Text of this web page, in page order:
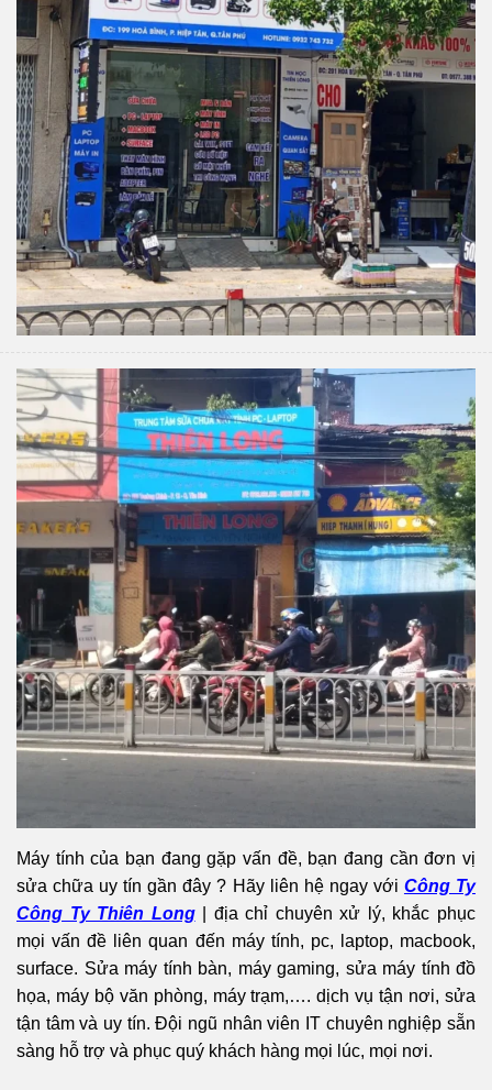
Máy tính của bạn đang gặp vấn đề, bạn đang cần đơn vị
sửa chữa uy tín gần đây ? Hãy liên hệ ngay với Công Ty
Công Ty Thiên Long| địa chỉ chuyên xử lý, khắc phục
mọi vấn đề liên quan đến máy tính, pc, laptop, macbook,
surface. Sửa máy tính bàn, máy gaming, sửa máy tính đồ
họa, máy bộ văn phòng, máy trạm,…. dịch vụ tận nơi, sửa
tận tâm và uy tín. Đội ngũ nhân viên IT chuyên nghiệp sẵn
sàng hỗ trợ và phục quý khách hàng mọi lúc, mọi nơi.